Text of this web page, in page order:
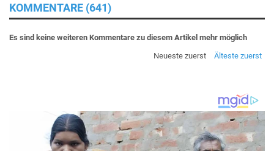
KOMMENTARE (641)
Es sind keine weiteren Kommentare zu diesem Artikel mehr möglich
Neueste zuerst
Älteste zuerst